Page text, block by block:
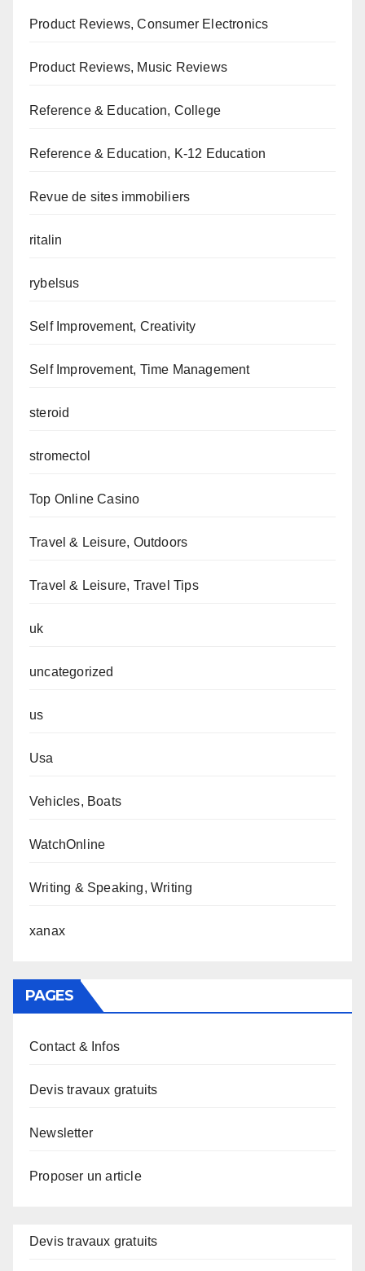
Product Reviews, Consumer Electronics
Product Reviews, Music Reviews
Reference & Education, College
Reference & Education, K-12 Education
Revue de sites immobiliers
ritalin
rybelsus
Self Improvement, Creativity
Self Improvement, Time Management
steroid
stromectol
Top Online Casino
Travel & Leisure, Outdoors
Travel & Leisure, Travel Tips
uk
uncategorized
us
Usa
Vehicles, Boats
WatchOnline
Writing & Speaking, Writing
xanax
PAGES
Contact & Infos
Devis travaux gratuits
Newsletter
Proposer un article
Devis travaux gratuits